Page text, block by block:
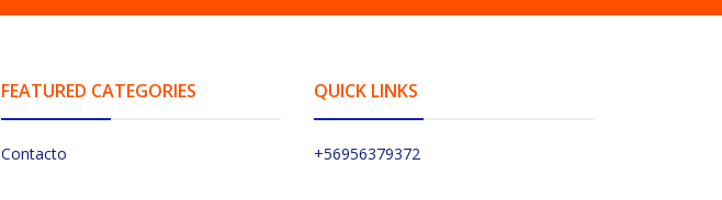
FEATURED CATEGORIES
Contacto
QUICK LINKS
+56956379372